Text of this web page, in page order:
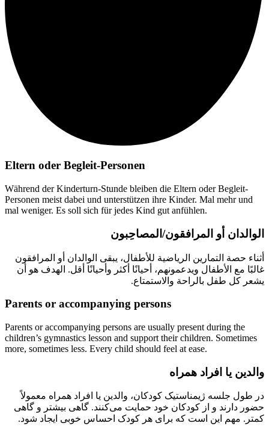
Eltern oder Begleit-Personen
Während der Kinderturn-Stunde bleiben die Eltern oder Begleit-
Personen meist dabei und unterstützen ihre Kinder. Mal mehr und
mal weniger. Es soll sich für jedes Kind gut anfühlen.
الوالدان أو المرافقون/المصاحِبون
أثناء حصة التمارين الرياضية للأطفال، يبقى الوالدان أو المرافقون
غالبًا مع الأطفال ويدعمونهم، أحيانًا أكثر وأحيانًا أقل. الهدف هو أن
يشعر كل طفل بالراحة والاستمتاع.
Parents or accompanying persons
Parents or accompanying persons are usually present during the
children’s gymnastics lesson and support their children. Sometimes
more, sometimes less. Every child should feel at ease.
والدین یا افراد همراه
در طول جلسه ژیمناستیک کودکان، والدین یا افراد همراه معمولاً
حضور دارند و از کودکان خود حمایت می‌کنند. گاهی بیشتر و گاهی
کمتر. مهم این است که برای هر کودک احساس خوبی ایجاد شود.